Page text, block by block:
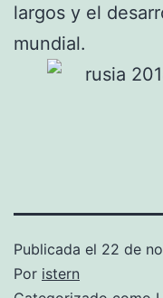
largos y el
mundial.
Publicada el 22 de
Por istern